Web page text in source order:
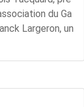
du Ga
Largeron, un